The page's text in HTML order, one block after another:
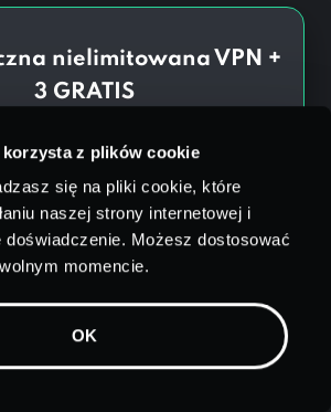
z plików cookie
się na pliki cookie, które
naszej strony internetowej i
doświadczenie. Możesz dostosować
momencie.
OK
nielimitowana VPN +
3 GRATIS
Ratować90
1.11/mies.
Miasta